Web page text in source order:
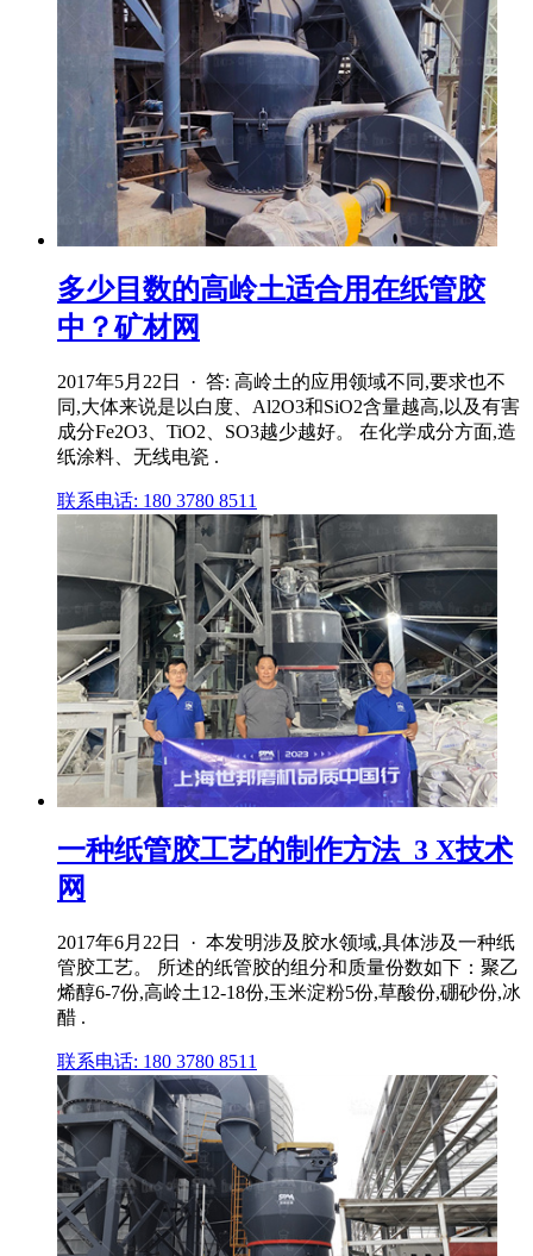
多少目数的高岭土适合用在纸管胶
中？矿材网
2017年5月22日 · 答: 高岭土的应用领域不同,要求也不
同,大体来说是以白度、Al2O3和SiO2含量越高,以及有害
成分Fe2O3、TiO2、SO3越少越好。 在化学成分方面,造
纸涂料、无线电瓷 .
联系电话: 180 3780 8511
一种纸管胶工艺的制作方法_3 X技术
网
2017年6月22日 · 本发明涉及胶水领域,具体涉及一种纸
管胶工艺。 所述的纸管胶的组分和质量份数如下：聚乙
烯醇6‑7份,高岭土12‑18份,玉米淀粉5份,草酸份,硼砂份,冰
醋 .
联系电话: 180 3780 8511